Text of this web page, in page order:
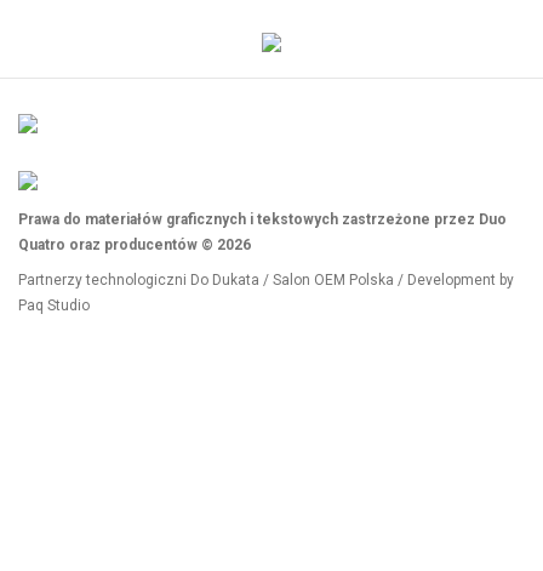
Prawa do materiałów graficznych i tekstowych zastrzeżone przez Duo
Quatro oraz producentów © 2026
Partnerzy technologiczni Do Dukata / Salon OEM Polska / Development by
Paq Studio